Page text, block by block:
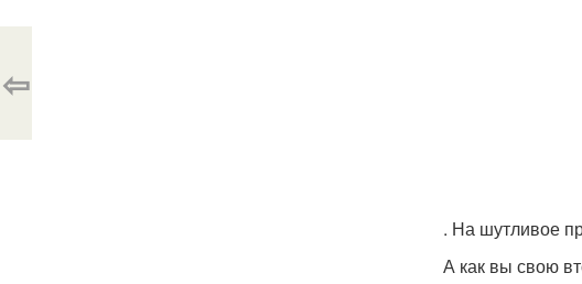
. На шутливое
А как вы свою
⇦